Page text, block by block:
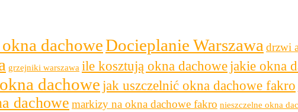
dachoweDocieplanie Warszawa drzwi
grzejniki warszawa ile kosztują okna dachowe jakie okna
dachowe jak uszczelnić okna dachowe fakro
dachowe markizy na okna dachowe fakro nieszczelne okna